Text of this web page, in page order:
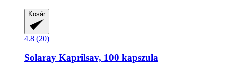
Kosár
4.8 (20)
Solaray Kaprilsav, 100 kapszula